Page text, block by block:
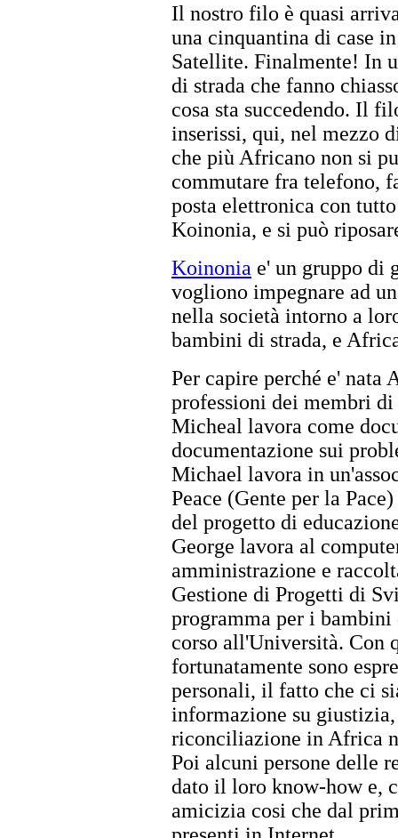
Il nostro filo è quasi
una cinquantina di case
Satellite. Finalmente! In
di strada che fanno
cosa sta succedendo. Il
inserissi, qui, nel mezzo
che più Africano non si
commutare fra telefono,
posta elettronica con
Koinonia, e si può
Koinonia e' un gruppo di
vogliono impegnare ad
nella società intorno a
bambini di strada, e
Per capire perché e' nata
professioni dei membri
Micheal lavora come
documentazione sui
Michael lavora in
Peace (Gente per la
del progetto di
George lavora al
amministrazione e
Gestione di Progetti di
programma per i bambini
corso all'Università. Con
fortunatamente sono
personali, il fatto che ci
informazione su
riconciliazione in Africa
Poi alcuni persone delle
dato il loro know-how e,
amicizia cosi che dal